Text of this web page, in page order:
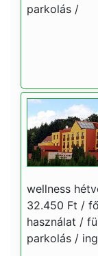
parkolás /
wellness
32.450 Ft /
használat /
parkolás /